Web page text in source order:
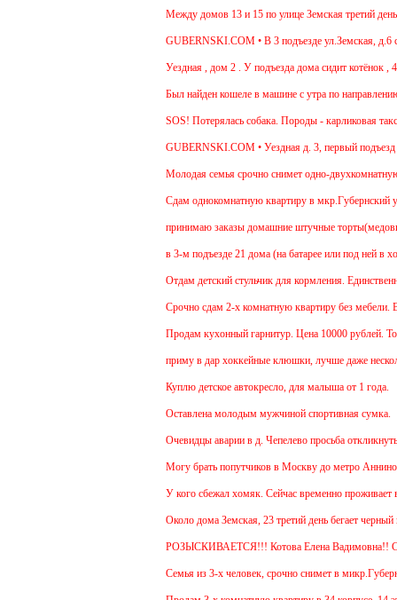
Между домов 13 и 15 по улице Земская третий день
GUBERNSKI.COM • В 3 подъезде ул.Земская, д.6
Уездная , дом 2 . У подъезда дома сидит котёнок ,
Был найден кошеле в машине с утра по направлению
SOS! Потерялась собака. Породы - карликовая
GUBERNSKI.COM • Уездная д. 3, первый
Молодая семья срочно снимет одно-двухкомнатную
Cдам однокомнатную квартиру в мкр.Губернский
принимаю заказы домашние штучные
в 3-м подъезде 21 дома (на батарее или под ней в
Отдам детский стульчик для кормления.
Срочно сдам 2-х комнатную квартиру без мебели. В
Продам кухонный гарнитур. Цена 10000 рублей. Торг
приму в дар хоккейные клюшки, лучше даже
Куплю детское автокресло, для малыша от 1 года.
Оставлена молодым мужчиной спортивная сумка.
Очевидцы аварии в д. Чепелево просьба
Могу брать попутчиков в Москву до метро
У кого сбежал хомяк. Сейчас временно проживает
Около дома Земская, 23 третий день бегает черный
РОЗЫСКИВАЕТСЯ!!! Котова Елена
Семья из 3-х человек, срочно снимет в